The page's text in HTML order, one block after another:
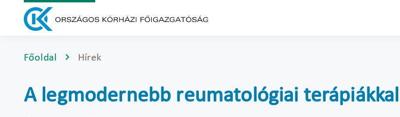
Főoldal Hírek
A legmodernebb reumatológiai